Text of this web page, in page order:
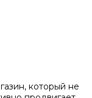
который не